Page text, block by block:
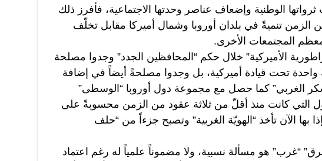
ثرواتها الوطنية وإضعاف عناصر وحدتها الاجتماعية، فأفرز ذلك
تنميةً في بلدان أوروبا وشمال أميركا مقابل تخلّف
المجتمعات الأخرى.
الأميركية” خلال حكم “المحافظين الجدد” وجدوا مصلحة
واحدة تحت قيادة أميركية، بل وجدوا مصلحةً أيضاً في إضافة
الغربي” كما حصل مع مجموعة دول أوروبا “الوسطى”
التي كانت منذ أقلّ من ثلاثة عقود من الزمن محسوبةً على
بها الآن تأخذ “الهويّة الغربية” وتصبح جزءاً من “حلف
“غرب” هو مسألة نسبية، ولا مضموناً علمياً له رغم اعتماد